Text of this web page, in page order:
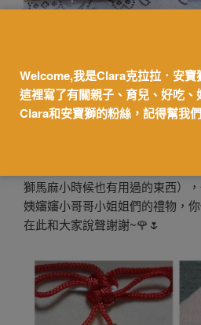
很好看，滿2萬以上還送純棉大方
獅馬麻很開心~
獅馬麻小時候也有用過的東西）
姨嬸嬸小哥哥小姐姐們的禮物，
在此和大家說聲謝謝~🌹🌷
Welcome,我是Clara克拉拉．安寶
這裡寫了有關親子、育兒、好吃
Clara和安寶獅的粉絲，記得幫我